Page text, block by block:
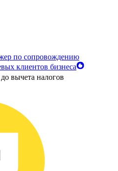
по сопровождению
клиентов бизнеса
до вычета налогов